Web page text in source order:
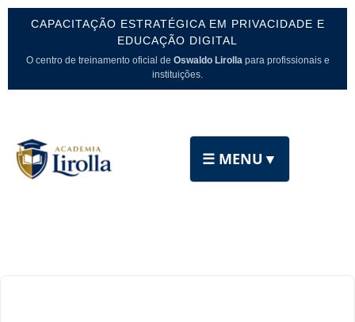
CAPACITAÇÃO ESTRATÉGICA EM PRIVACIDADE E
EDUCAÇÃO DIGITAL
O centro de treinamento oficial de Oswaldo Lirollapara profissionais e
instituições.
☰ MENU ▼